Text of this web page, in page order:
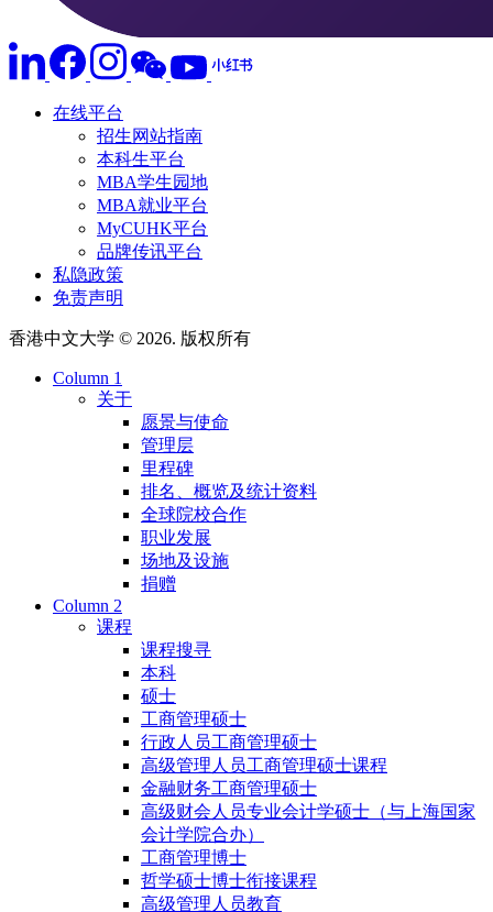
在线平台
招生网站指南
本科生平台
MBA学生园地
MBA就业平台
MyCUHK平台
品牌传讯平台
私隐政策
免责声明
香港中文大学 © 2026. 版权所有
Column 1
关于
愿景与使命
管理层
里程碑
排名、概览及统计资料
全球院校合作
职业发展
场地及设施
捐赠
Column 2
课程
课程搜寻
本科
硕士
工商管理硕士
行政人员工商管理硕士
高级管理人员工商管理硕士课程
金融财务工商管理硕士
高级财会人员专业会计学硕士（与上海国家
会计学院合办）
工商管理博士
哲学硕士博士衔接课程
高级管理人员教育